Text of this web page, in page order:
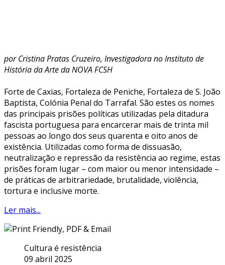
por Cristina Pratas Cruzeiro, Investigadora no Instituto de
História da Arte da NOVA FCSH
Forte de Caxias, Fortaleza de Peniche, Fortaleza de S. João
Baptista, Colónia Penal do Tarrafal. São estes os nomes
das principais prisões políticas utilizadas pela ditadura
fascista portuguesa para encarcerar mais de trinta mil
pessoas ao longo dos seus quarenta e oito anos de
existência. Utilizadas como forma de dissuasão,
neutralização e repressão da resistência ao regime, estas
prisões foram lugar – com maior ou menor intensidade –
de práticas de arbitrariedade, brutalidade, violência,
tortura e inclusive morte.
Ler mais...
Cultura é resistência
09 abril 2025